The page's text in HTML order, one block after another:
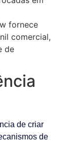
fornece
comercial,
de
de criar
de